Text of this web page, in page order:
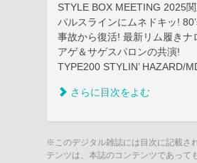
STYLE BOX MEETING 2025
パルスラインにムネドキッ!
事故から復活! 最新リム履きナ
アゲ＆サゲスパロンの共演!
TYPE200 STYLIN’ HAZARD/
さらに目次をよむ
※このデジタル雑誌には目次に記載さ
テンツは、本誌のコンテンツであって